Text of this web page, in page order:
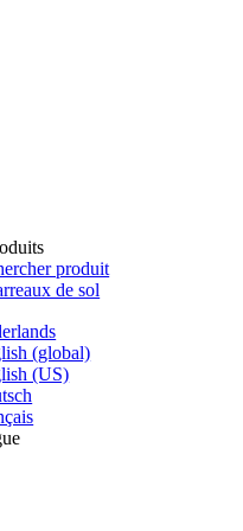
(global)
(US)
produit
de sol